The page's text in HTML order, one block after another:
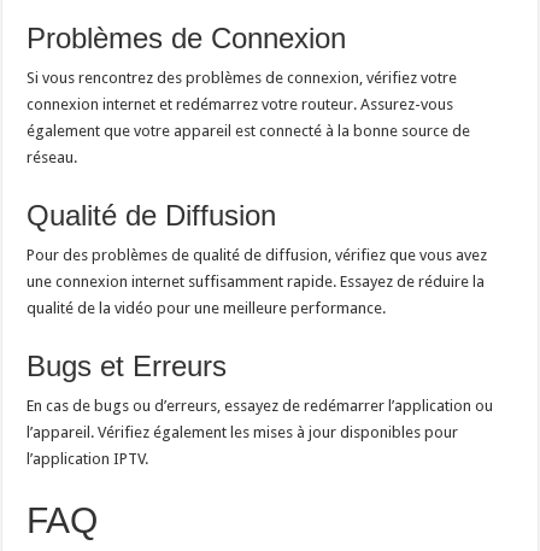
Problèmes de Connexion
Si vous rencontrez des problèmes de connexion, vérifiez votre
connexion internet et redémarrez votre routeur. Assurez-vous
également que votre appareil est connecté à la bonne source de
réseau.
Qualité de Diffusion
Pour des problèmes de qualité de diffusion, vérifiez que vous avez
une connexion internet suffisamment rapide. Essayez de réduire la
qualité de la vidéo pour une meilleure performance.
Bugs et Erreurs
En cas de bugs ou d’erreurs, essayez de redémarrer l’application ou
l’appareil. Vérifiez également les mises à jour disponibles pour
l’application IPTV.
FAQ